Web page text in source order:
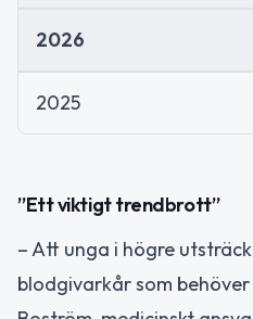
2026
2025
”Ett viktigt trendbrott”
– Att unga i högre
blodgivarkår som